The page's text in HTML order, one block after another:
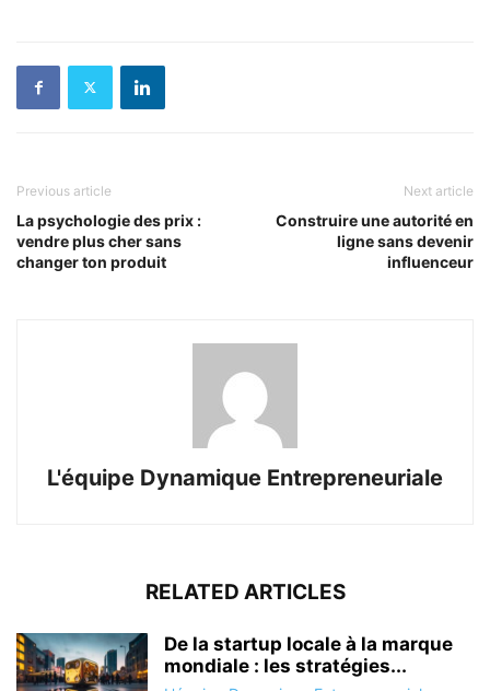
Previous article
La psychologie des prix :
vendre plus cher sans
changer ton produit
Next article
Construire une autorité en
ligne sans devenir
influenceur
L'équipe Dynamique Entrepreneuriale
RELATED ARTICLES
De la startup locale à la marque
mondiale : les stratégies...